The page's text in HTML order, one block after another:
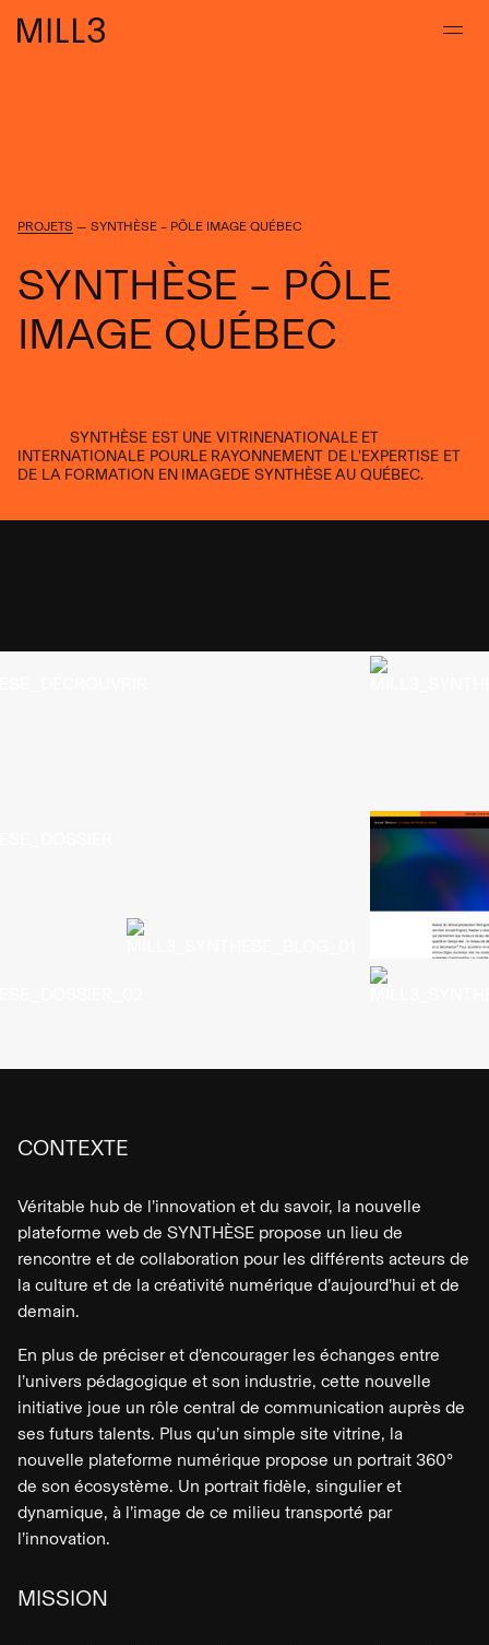
PROJETS — SYNTHÈSE – PÔLE IMAGE QUÉBEC
SYNTHÈSE – PÔLE
IMAGE QUÉBEC
SYNTHÈSE EST UNE VITRINENATIONALE ET
INTERNATIONALE POURLE RAYONNEMENT DE L’EXPERTISE ET
DE LA FORMATION EN IMAGEDE SYNTHÈSE AU QUÉBEC.
CONTEXTE
Véritable hub de l’innovation et du savoir, la nouvelle
plateforme web de SYNTHÈSE propose un lieu de
rencontre et de collaboration pour les différents acteurs de
la culture et de la créativité numérique d’aujourd’hui et de
demain.
En plus de préciser et d’encourager les échanges entre
l’univers pédagogique et son industrie, cette nouvelle
initiative joue un rôle central de communication auprès de
ses futurs talents. Plus qu’un simple site vitrine, la
nouvelle plateforme numérique propose un portrait 360°
de son écosystème. Un portrait fidèle, singulier et
dynamique, à l’image de ce milieu transporté par
l’innovation.
MISSION